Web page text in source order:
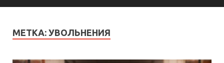
МЕТКА: УВОЛЬНЕНИЯ